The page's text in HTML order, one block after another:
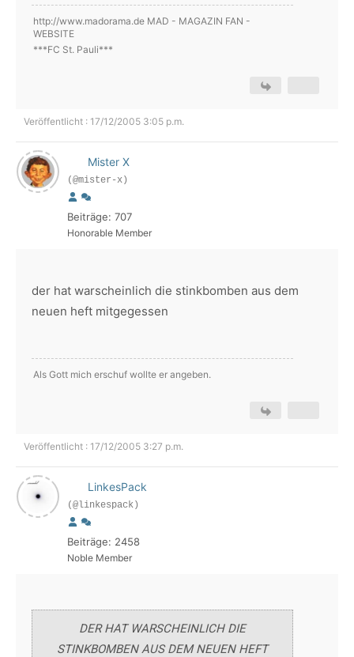
http://www.madorama.de MAD - MAGAZIN FAN -
WEBSITE
***FC St. Pauli***
Veröffentlicht : 17/12/2005 3:05 p.m.
Mister X
(@mister-x)
Beiträge: 707
Honorable Member
der hat warscheinlich die stinkbomben aus dem
neuen heft mitgegessen
Als Gott mich erschuf wollte er angeben.
Veröffentlicht : 17/12/2005 3:27 p.m.
LinkesPack
(@linkespack)
Beiträge: 2458
Noble Member
DER HAT WARSCHEINLICH DIE
STINKBOMBEN AUS DEM NEUEN HEFT